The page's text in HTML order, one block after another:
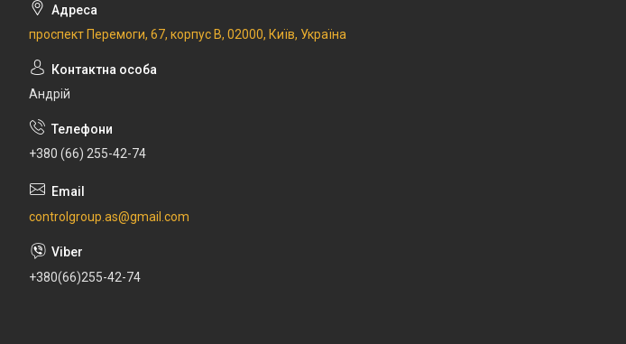
проспект Перемоги, 67, корпус В, 02000, Київ, Україна
Андрій
+380 (66) 255-42-74
controlgroup.as@gmail.com
+380(66)255-42-74